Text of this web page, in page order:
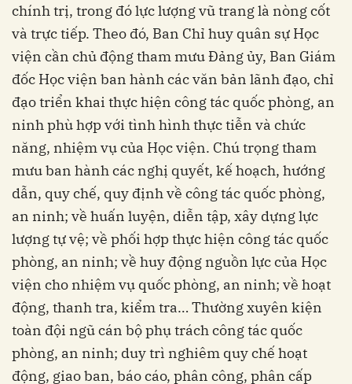
chính trị, trong đó lực lượng vũ trang là nòng cốt
và trực tiếp. Theo đó, Ban Chỉ huy quân sự Học
viện cần chủ động tham mưu Đảng ủy, Ban Giám
đốc Học viện ban hành các văn bản lãnh đạo, chỉ
đạo triển khai thực hiện công tác quốc phòng, an
ninh phù hợp với tình hình thực tiễn và chức
năng, nhiệm vụ của Học viện. Chú trọng tham
mưu ban hành các nghị quyết, kế hoạch, hướng
dẫn, quy chế, quy định về công tác quốc phòng,
an ninh; về huấn luyện, diễn tập, xây dựng lực
lượng tự vệ; về phối hợp thực hiện công tác quốc
phòng, an ninh; về huy động nguồn lực của Học
viện cho nhiệm vụ quốc phòng, an ninh; về hoạt
động, thanh tra, kiểm tra… Thường xuyên kiện
toàn đội ngũ cán bộ phụ trách công tác quốc
phòng, an ninh; duy trì nghiêm quy chế hoạt
động, giao ban, báo cáo, phân công, phân cấp